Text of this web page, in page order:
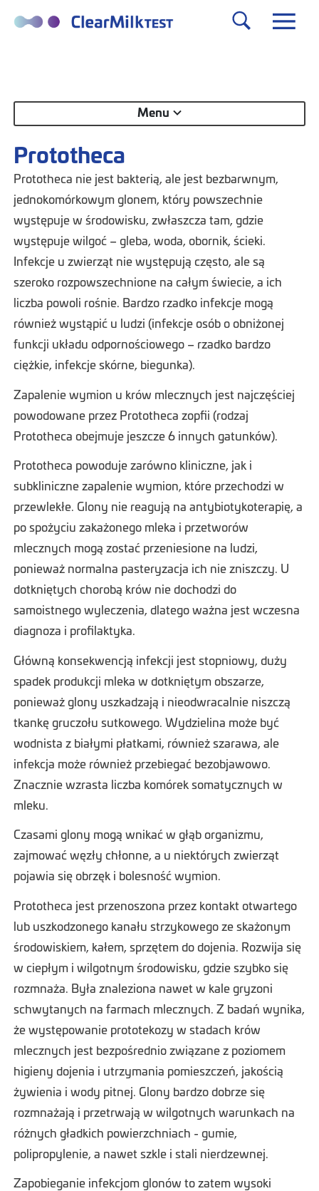
Menu
Prototheca
Prototheca nie jest bakterią, ale jest bezbarwnym,
jednokomórkowym glonem, który powszechnie
występuje w środowisku, zwłaszcza tam, gdzie
występuje wilgoć – gleba, woda, obornik, ścieki.
Infekcje u zwierząt nie występują często, ale są
szeroko rozpowszechnione na całym świecie, a ich
liczba powoli rośnie. Bardzo rzadko infekcje mogą
również wystąpić u ludzi (infekcje osób o obniżonej
funkcji układu odpornościowego – rzadko bardzo
ciężkie, infekcje skórne, biegunka).
Zapalenie wymion u krów mlecznych jest najczęściej
powodowane przez Prototheca zopfii (rodzaj
Prototheca obejmuje jeszcze 6 innych gatunków).
Prototheca powoduje zarówno kliniczne, jak i
subkliniczne zapalenie wymion, które przechodzi w
przewlekłe. Glony nie reagują na antybiotykoterapię, a
po spożyciu zakażonego mleka i przetworów
mlecznych mogą zostać przeniesione na ludzi,
ponieważ normalna pasteryzacja ich nie zniszczy. U
dotkniętych chorobą krów nie dochodzi do
samoistnego wyleczenia, dlatego ważna jest wczesna
diagnoza i profilaktyka.
Główną konsekwencją infekcji jest stopniowy, duży
spadek produkcji mleka w dotkniętym obszarze,
ponieważ glony uszkadzają i nieodwracalnie niszczą
tkankę gruczołu sutkowego. Wydzielina może być
wodnista z białymi płatkami, również szarawa, ale
infekcja może również przebiegać bezobjawowo.
Znacznie wzrasta liczba komórek somatycznych w
mleku.
Czasami glony mogą wnikać w głąb organizmu,
zajmować węzły chłonne, a u niektórych zwierząt
pojawia się obrzęk i bolesność wymion.
Prototheca jest przenoszona przez kontakt otwartego
lub uszkodzonego kanału strzykowego ze skażonym
środowiskiem, kałem, sprzętem do dojenia. Rozwija się
w ciepłym i wilgotnym środowisku, gdzie szybko się
rozmnaża. Była znaleziona nawet w kale gryzoni
schwytanych na farmach mlecznych. Z badań wynika,
że występowanie prototekozy w stadach krów
mlecznych jest bezpośrednio związane z poziomem
higieny dojenia i utrzymania pomieszczeń, jakością
żywienia i wody pitnej. Glony bardzo dobrze się
rozmnażają i przetrwają w wilgotnych warunkach na
różnych gładkich powierzchniach - gumie,
polipropylenie, a nawet szkle i stali nierdzewnej.
Zapobieganie infekcjom glonów to zatem wysoki